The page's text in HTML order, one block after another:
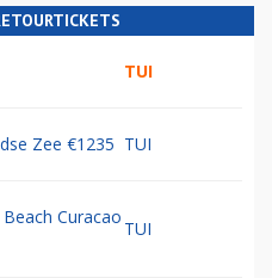
TUI
Zee €1235 TUI
Curacao
TUI